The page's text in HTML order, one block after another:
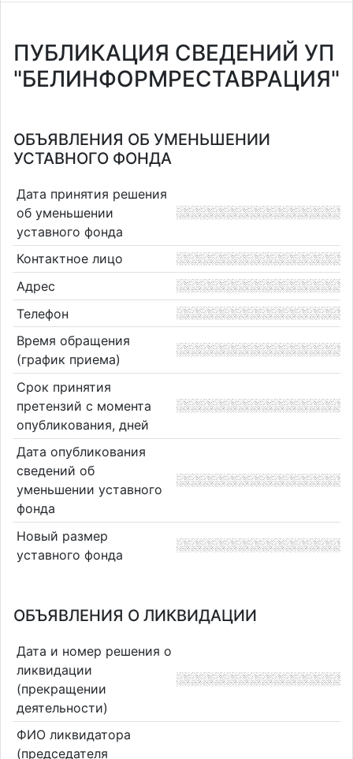
ПУБЛИКАЦИЯ СВЕДЕНИЙ УП
"БЕЛИНФОРМРЕСТАВРАЦИЯ"
ОБЪЯВЛЕНИЯ ОБ УМЕНЬШЕНИИ
УСТАВНОГО ФОНДА
Дата принятия решения
об уменьшении
уставного фонда
Контактное лицо
Адрес
Телефон
Время обращения
(график приема)
Срок принятия
претензий с момента
опубликования, дней
Дата опубликования
сведений об
уменьшении уставного
фонда
Новый размер
уставного фонда
ОБЪЯВЛЕНИЯ О ЛИКВИДАЦИИ
Дата и номер решения о
ликвидации
(прекращении
деятельности)
ФИО ликвидатора
(председателя